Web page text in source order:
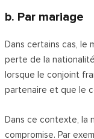
b. Par mariage
Dans certains cas, le
perte de la
lorsque le conjoint
partenaire et que le
Dans ce contexte, la
compromise. Par